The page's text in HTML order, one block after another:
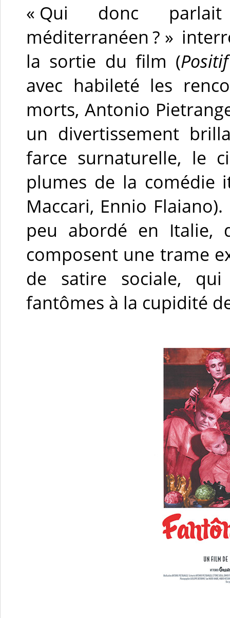
« Qui donc
méditerranéen ? »
la sortie du film (Positif
avec habileté les
morts, Antonio
un divertissement
farce surnaturelle, le
plumes de la comédie
Maccari, Ennio
peu abordé en Italie,
composent une trame
de satire sociale,
fantômes à la cupidité